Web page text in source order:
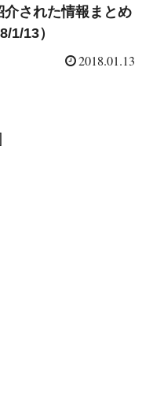
介された情報まとめ
1/13）
2018.01.13